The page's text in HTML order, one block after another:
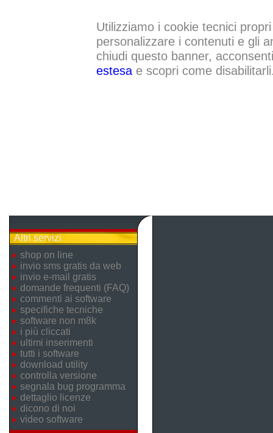
Utilizziamo i cookie tecnici
personalizzare i contenuti e gli
chiudi questo banner,
estesae scopri come
Altri servizi
shop on line
invio sms gratis da web
invio e-mail gratis
domande frequenti (FAQ)
commenti ai software
specifiche tecniche
software non m8k
i più cliccati
ultimi inserimenti
tutti i software
download utility
controlla versione
segnala bug programma
dettaglio licenze
dicono di noi
video software